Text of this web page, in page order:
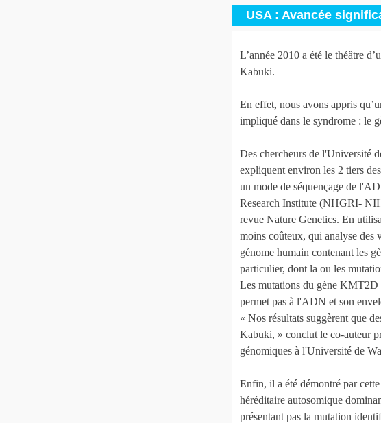
USA : Avancée
L’année 2010 a été le théâtre
Kabuki.
En effet, nous avons appris
impliqué dans le syndrome : le
Des chercheurs de l'Université
expliquent environ les 2 tiers
un mode de séquençage de
Research Institute (NHGRI-
revue Nature Genetics. En
moins coûteux, qui analyse des
génome humain contenant les
particulier, dont la ou les
Les mutations du gène KMT2D
permet pas à l'ADN et son
« Nos résultats suggèrent que
Kabuki, » conclut le co-auteur
génomiques à l'Université de
Enfin, il a été démontré par
héréditaire autosomique
présentant pas la mutation